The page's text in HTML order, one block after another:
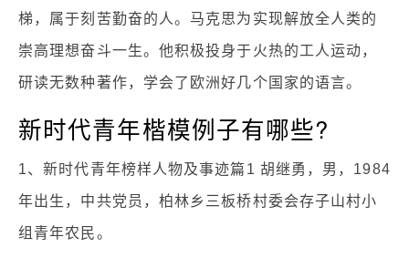
梯，属于刻苦勤奋的人。马克思为实现解放全人类的
崇高理想奋斗一生。他积极投身于火热的工人运动，
研读无数种著作，学会了欧洲好几个国家的语言。
新时代青年楷模例子有哪些?
1、新时代青年榜样人物及事迹篇1 胡继勇，男，1984
年出生，中共党员，柏林乡三板桥村委会存子山村小
组青年农民。